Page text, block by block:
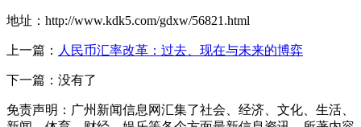
地址：http://www.kdk5.com/gdxw/56821.html
上一篇： 人民币汇率改革：过去、现在与未来的博弈
下一篇：没有了
免责声明：广州新闻信息网汇集了社会、经济、文化、生活、